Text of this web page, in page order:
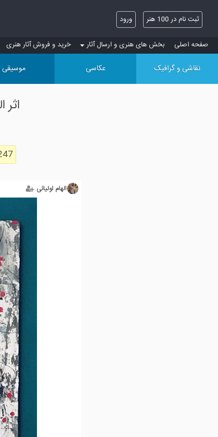
ثبت نام در 100 هنر ورود
صفحه اصلی بخش های هنری و ارسال آثار خرید و فروش آثار هنری
نقاشی و گرافیک عکاسی موسیقی
الهام اولیائی